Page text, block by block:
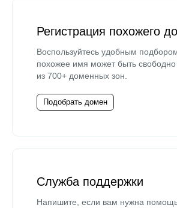
Регистрация похожего
Воспользуйтесь удобным
похожее имя может быть
из 700+ доменных зон.
Подобрать домен
Служба поддержки
Напишите, если вам нужна